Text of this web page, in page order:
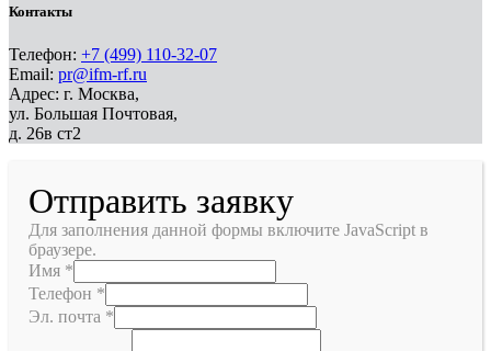
Контакты
Телефон: +7 (499) 110-32-07
Email: pr@ifm-rf.ru
Адрес: г. Москва,
ул. Большая Почтовая,
д. 26в ст2
Отправить заявку
Для заполнения данной формы включите JavaScript в
браузере.
Имя *
Телефон *
Эл. почта *